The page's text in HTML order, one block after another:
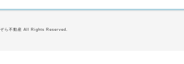
ら不動産 All Rights Reserved.